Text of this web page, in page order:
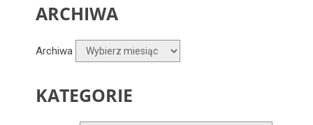
ARCHIWA
Archiwa
KATEGORIE